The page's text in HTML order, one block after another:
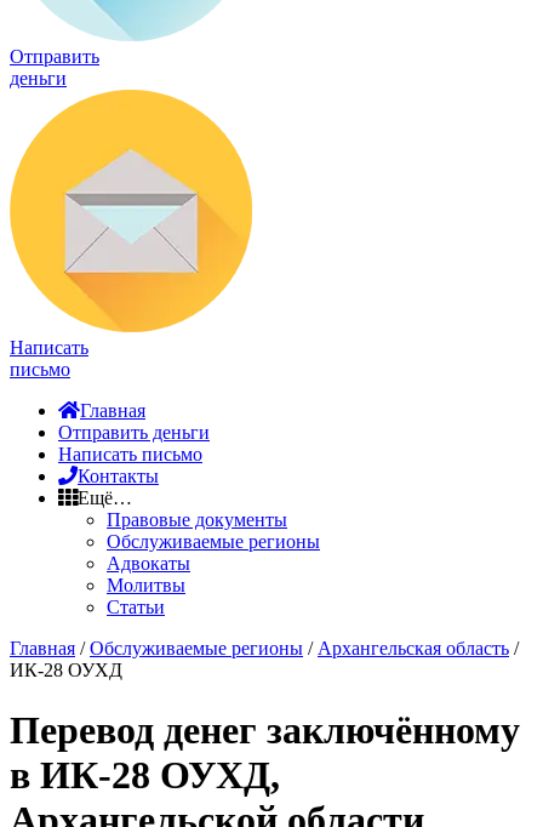
Отправить
деньги
Написать
письмо
Главная
Отправить деньги
Написать письмо
Контакты
Ещё…
Правовые документы
Обслуживаемые регионы
Адвокаты
Молитвы
Статьи
Главная /Обслуживаемые регионы / Архангельская область /
ИК-28 ОУХД
Перевод денег заключённому
в ИК-28 ОУХД,